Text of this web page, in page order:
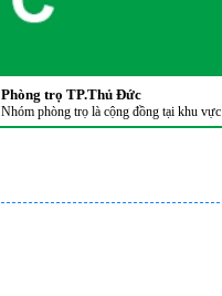
Phòng trọ TP.Thủ Đức
Nhóm phòng trọ là cộng đồng tại khu vực